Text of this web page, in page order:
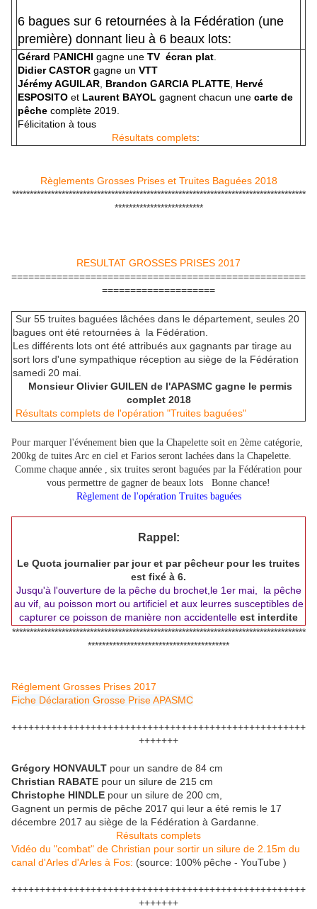
6 bagues sur 6 retournées à la Fédération (une
première) donnant lieu à 6 beaux lots:
Gérard PANICHI gagne une TV écran plat
Didier CASTOR gagne un VTT
Jérémy AGUILAR Brandon GARCIA PLATTE Hervé
ESPOSITO et Laurent BAYOL gagnent chacun une carte de
pêche complète 2019.
Félicitation à tous
Résultats complets:
Règlements Grosses Prises et Truites Baguées 2018
***********************************************************************************
*************************
RESULTAT GROSSES PRISES 2017
====================================================
====================
Sur 55 truites baguées lâchées dans le département, seules 20
bagues ont été retournées à la Fédération.
Les différents lots ont été attribués aux gagnants par tirage au
sort lors d'une sympathique réception au siège de la Fédération
samedi 20 mai.
Monsieur Olivier GUILEN de l'APASMC gagne le permis
complet 2018
Résultats complets de l'opération "Truites baguées"
Pour marquer l'événement bien que la Chapelette soit en 2ème catégorie,
200kg de tuites Arc en ciel et Farios seront lachées dans la Chapelette.
Comme chaque année , six truites seront baguées par la Fédération pour
vous permettre de gagner de beaux lots Bonne chance!
Règlement de l'opération Truites baguées
Rappel:
Le Quota journalier par jour et par pêcheur pour les truites
est fixé à 6.
Jusqu'à l'ouverture de la pêche du brochet,le 1er mai, la pêche
au vif, au poisson mort ou artificiel et aux leurres susceptibles de
capturer ce poisson de manière non accidentelle est interdite
***********************************************************************************
****************************************
Réglement Grosses Prises 2017
Fiche Déclaration Grosse Prise APASMC
++++++++++++++++++++++++++++++++++++++++++++++++++++
+++++++
Grégory HONVAULT pour un sandre de 84 cm
Christian RABATE pour un silure de 215 cm
Christophe HINDLE pour un silure de 200 cm,
Gagnent un permis de pêche 2017 qui leur a été remis le 17
décembre 2017 au siège de la Fédération à Gardanne.
Résultats complets
Vidéo du "combat" de Christian pour sortir un silure de 2.15m du
canal d'Arles d'Arles à Fos: (source: 100% pêche - YouTube )
++++++++++++++++++++++++++++++++++++++++++++++++++++
+++++++